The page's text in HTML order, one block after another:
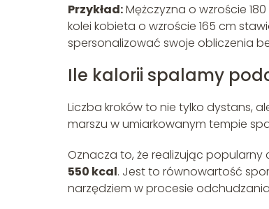
Przykład:Mężczyzna o wzroście
kolei kobieta o wzroście 165 cm
spersonalizować swoje obliczenia
Ile kalorii spalamy
Liczba kroków to nie tylko dystans,
marszu w umiarkowanym tempie
Oznacza to, że realizując popularny
550 kcal. Jest to równowartość
narzędziem w procesie